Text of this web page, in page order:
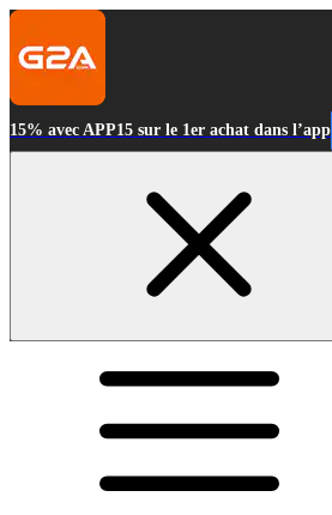
15% avec APP15 sur le 1er achat dans l’app